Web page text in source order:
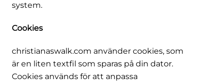
system.
Cookies
christianaswalk.com använder cookies, som
är en liten textfil som sparas på din dator.
Cookies används för att anpassa